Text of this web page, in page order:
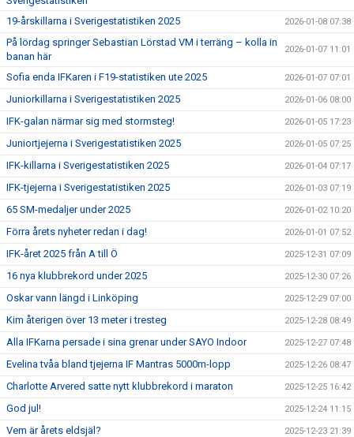
19-årskillarna i Sverigestatistiken 2025 2026-01-08 07:38
På lördag springer Sebastian Lörstad VM i terräng – kolla in
banan här
2026-01-07 11:01
Sofia enda IFKaren i F19-statistiken ute 2025 2026-01-07 07:01
Juniorkillarna i Sverigestatistiken 2025 2026-01-06 08:00
IFK-galan närmar sig med stormsteg! 2026-01-05 17:23
Juniortjejerna i Sverigestatistiken 2025 2026-01-05 07:25
IFK-killarna i Sverigestatistiken 2025 2026-01-04 07:17
IFK-tjejerna i Sverigestatistiken 2025 2026-01-03 07:19
65 SM-medaljer under 2025 2026-01-02 10:20
Förra årets nyheter redan i dag! 2026-01-01 07:52
IFK-året 2025 från A till Ö 2025-12-31 07:09
16 nya klubbrekord under 2025 2025-12-30 07:26
Oskar vann längd i Linköping 2025-12-29 07:00
Kim återigen över 13 meter i tresteg 2025-12-28 08:49
Alla IFKarna persade i sina grenar under SAYO Indoor 2025-12-27 07:48
Evelina tvåa bland tjejerna IF Mantras 5000m-lopp 2025-12-26 08:47
Charlotte Arvered satte nytt klubbrekord i maraton 2025-12-25 16:42
God jul! 2025-12-24 11:15
Vem är årets eldsjäl? 2025-12-23 21:39